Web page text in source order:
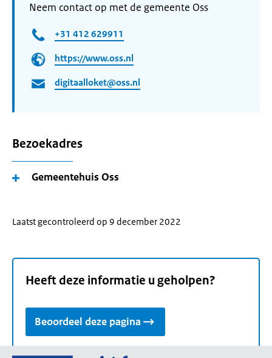
Neem contact op met de gemeente Oss
+31 412 629911
https://www.oss.nl
digitaalloket@oss.nl
Bezoekadres
Gemeentehuis Oss
Laatst gecontroleerd op 9 december 2022
Heeft deze informatie u geholpen?
Beoordeel deze pagina